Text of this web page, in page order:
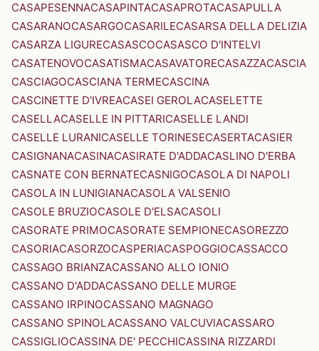
CASAPESENNACASAPINTACASAPROTACASAPULLA
CASARANOCASARGOCASARILECASARSA DELLA DELIZIA
CASARZA LIGURECASASCOCASASCO D'INTELVI
CASATENOVOCASATISMACASAVATORECASAZZACASCIA
CASCIAGOCASCIANA TERMECASCINA
CASCINETTE D'IVREACASEI GEROLACASELETTE
CASELLACASELLE IN PITTARICASELLE LANDI
CASELLE LURANICASELLE TORINESECASERTACASIER
CASIGNANACASINACASIRATE D'ADDACASLINO D'ERBA
CASNATE CON BERNATECASNIGOCASOLA DI NAPOLI
CASOLA IN LUNIGIANACASOLA VALSENIO
CASOLE BRUZIOCASOLE D'ELSACASOLI
CASORATE PRIMOCASORATE SEMPIONECASOREZZO
CASORIACASORZOCASPERIACASPOGGIOCASSACCO
CASSAGO BRIANZACASSANO ALLO IONIO
CASSANO D'ADDACASSANO DELLE MURGE
CASSANO IRPINOCASSANO MAGNAGO
CASSANO SPINOLACASSANO VALCUVIACASSARO
CASSIGLIOCASSINA DE' PECCHICASSINA RIZZARDI